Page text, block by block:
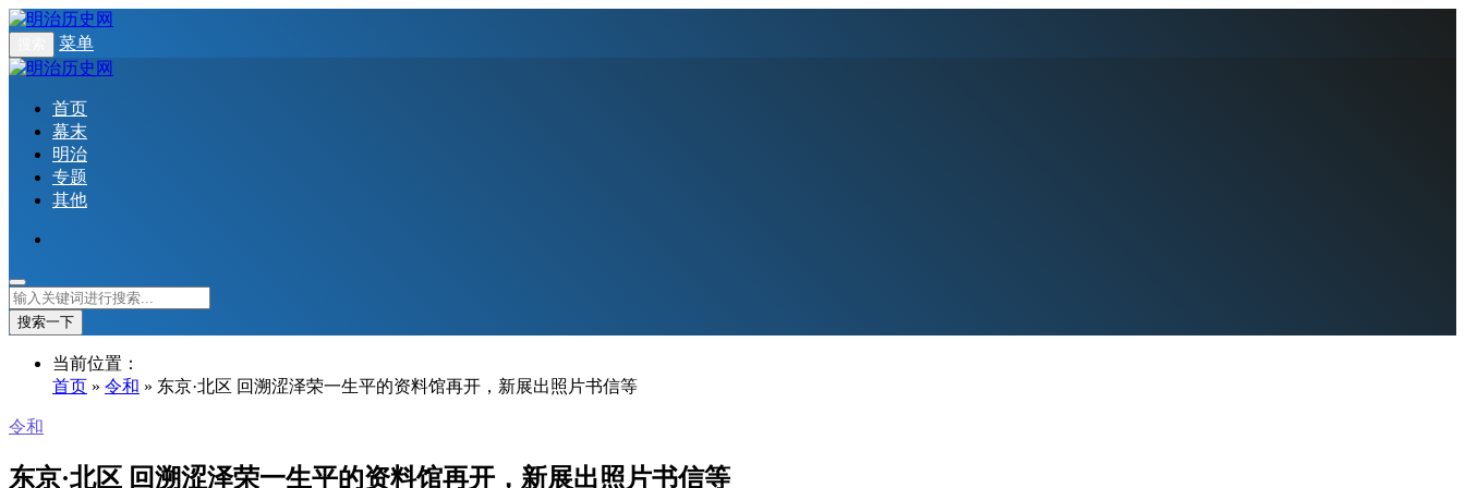
菜单
首页
幕末
明治
专题
其他
搜索一下
当前位置：
首页 » 令和 » 东京·北区 回溯涩泽荣一生平的资料馆再开，新展出照片书信等
令和
东京·北区 回溯涩泽荣一生平的资料馆再开，新展出照片书信等